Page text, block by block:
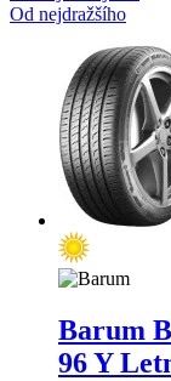
Od nejdražšího
Barum
96 Y